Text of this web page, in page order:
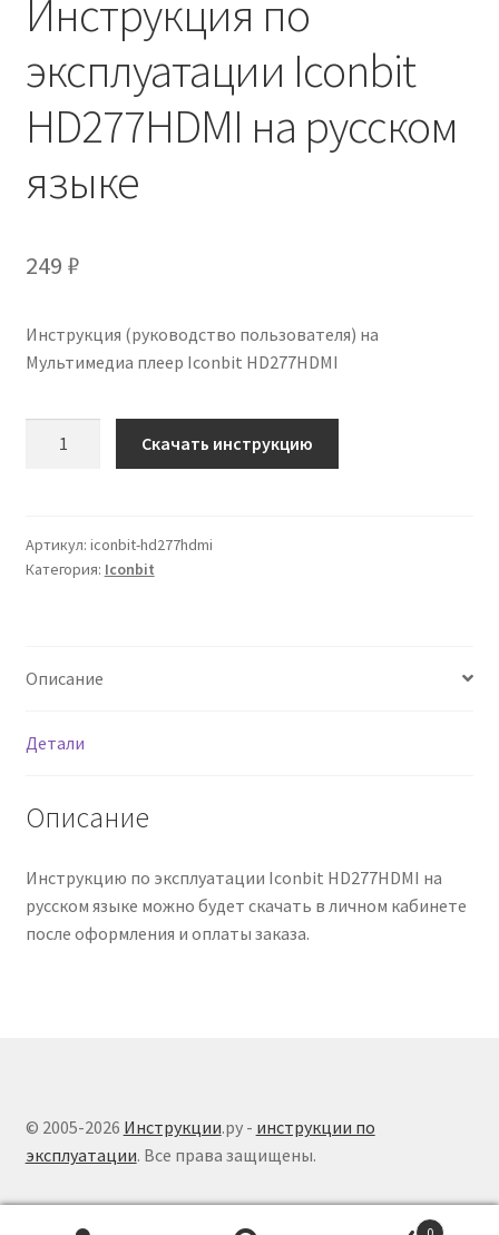
Инструкция по
эксплуатации Iconbit
HD277HDMI на русском
языке
249 ₽
Инструкция (руководство пользователя) на
Мультимедиа плеер Iconbit HD277HDMI
Iconbit
HD277HDMI
Скачать инструкцию
Артикул: iconbit-hd277hdmi
Категория: Iconbit
Описание
Детали
Описание
Инструкцию по эксплуатации Iconbit HD277HDMI на
русском языке можно будет скачать в личном кабинете
после оформления и оплаты заказа.
© 2005-2026 Инструкции.ру - инструкции по
эксплуатации. Все права защищены.